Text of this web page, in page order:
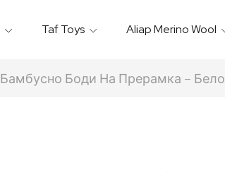
Taf Toys Aliap Merino Wool
Бамбусно Боди На Прерамка – Бело